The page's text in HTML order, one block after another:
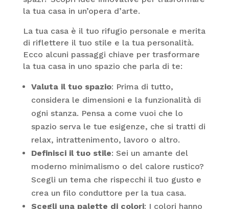
la tua casa in un’opera d’arte.
La tua casa è il tuo rifugio personale e merita
di riflettere il tuo stile e la tua personalità.
Ecco alcuni passaggi chiave per trasformare
la tua casa in uno spazio che parla di te:
Valuta il tuo spazio: Prima di tutto,
considera le dimensioni e la funzionalità di
ogni stanza. Pensa a come vuoi che lo
spazio serva le tue esigenze, che si tratti di
relax, intrattenimento, lavoro o altro.
Definisci il tuo stile: Sei un amante del
moderno minimalismo o del calore rustico?
Scegli un tema che rispecchi il tuo gusto e
crea un filo conduttore per la tua casa.
Scegli una palette di colori: I colori hanno